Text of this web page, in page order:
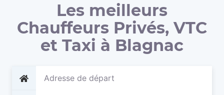
Les meilleurs
Chauffeurs Privés, VTC
et Taxi à Blagnac